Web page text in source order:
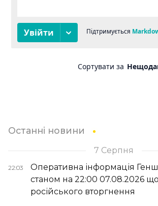
Останні новини
7 Серпня
22:03
Оперативна інформація
станом на 22:00 07.08.2026
російського вторгнення